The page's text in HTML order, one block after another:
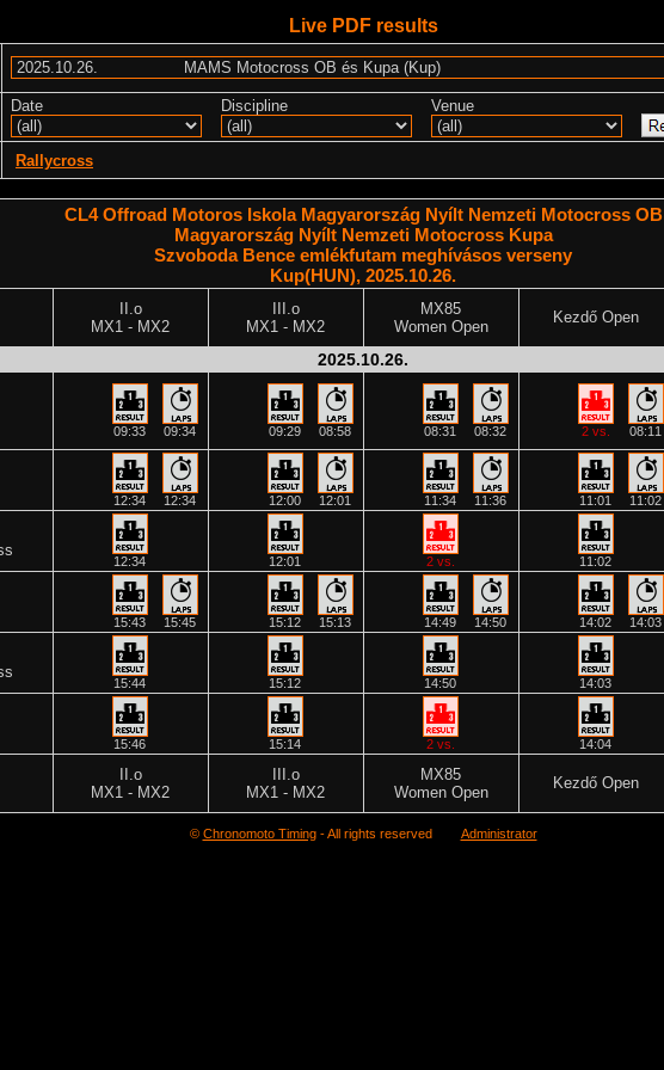
Live PDF results
Date Discipline Venue
Rallycross
CL4 Offroad Motoros Iskola Magyarország Nyílt Nemzeti Motocross OB
Magyarország Nyílt Nemzeti Motocross Kupa
Szvoboda Bence emlékfutam meghívásos verseny
Kup(HUN), 2025.10.26.
II.o
MX1 - MX2
III.o
MX1 - MX2
MX85
Women Open
Kezdő Open
2025.10.26.
09:33 09:34 09:29 08:58 08:31 08:32 2 vs. 08:11
12:34 12:34 12:00 12:01 11:34 11:36 11:01 11:02
12:34 12:01 2 vs. 11:02
15:43 15:45 15:12 15:13 14:49 14:50 14:02 14:03
15:44 15:12 14:50 14:03
15:46 15:14 2 vs. 14:04
II.o
MX1 - MX2
III.o
MX1 - MX2
MX85
Women Open
Kezdő Open
© Chronomoto Timing- All rights reserved Administrator